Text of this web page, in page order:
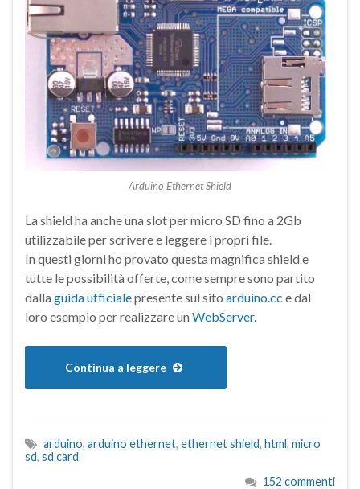
Arduino Ethernet Shield
La shield ha anche una slot per micro SD fino a 2Gb
utilizzabile per scrivere e leggere i propri file.
In questi giorni ho provato questa magnifica shield e
tutte le possibilità offerte, come sempre sono partito
dalla guida ufficialepresente sul sito arduino.cc e dal
loro esempio per realizzare un WebServer.
Continua a leggere
arduino, arduino ethernet, ethernet shield, html, micro
sd, sd card
152 commenti